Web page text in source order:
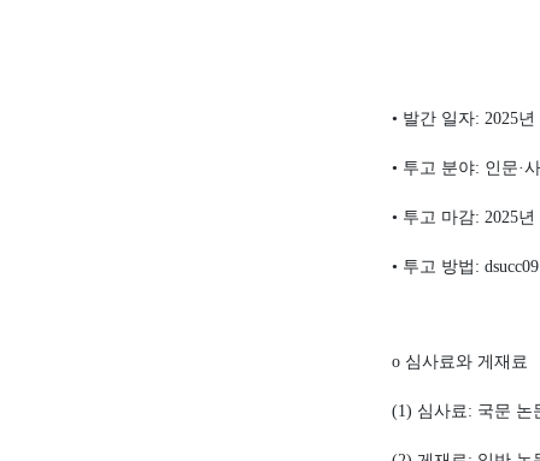
• 발간 일자: 2025년
• 투고 분야: 인문·
• 투고 마감: 2025년
• 투고 방법 :
o 심사료와 게재료
(1) 심사료: 국문 논